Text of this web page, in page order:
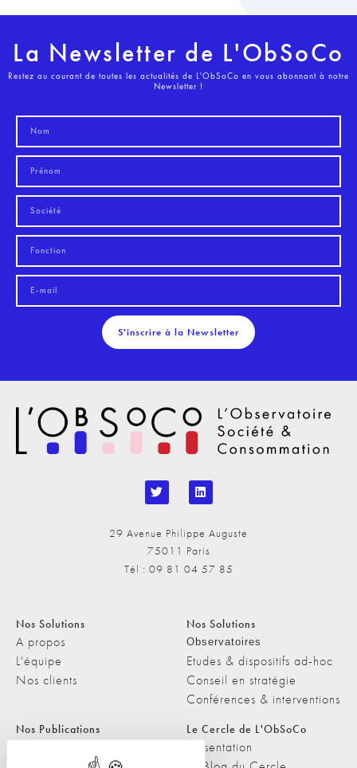
La Newsletter de L'ObSoCo
Restez au courant de toutes les actualités de L'ObSoCo en vous abonnant à notre
Newsletter !
S'inscrire à la Newsletter
29 Avenue Philippe Auguste
75011 Paris
Tél : 09 81 04 57 85
Nos Solutions
A propos
L'équipe
Nos clients
Nos Solutions
Observatoires
Etudes & dispositifs ad-hoc
Conseil en stratégie
Conférences & interventions
Nos Publications Le Cercle de L'ObSoCo
Présentation